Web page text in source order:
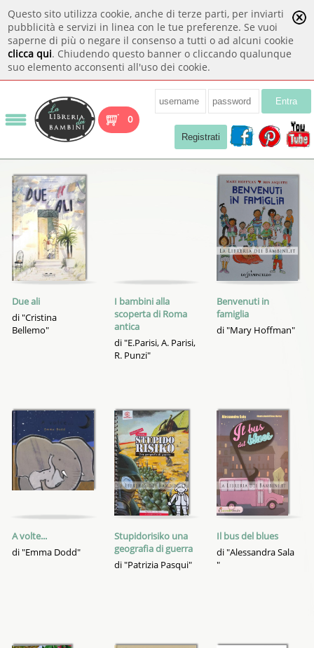
Questo sito utilizza cookie, anche di terze parti, per inviarti
pubblicità e servizi in linea con le tue preferenze. Se vuoi
saperne di più o negare il consenso a tutti o ad alcuni cookie
clicca qui. Chiudendo questo banner o cliccando qualunque
suo elemento acconsenti all'uso dei cookie.
0
Entra
Registrati
Due ali
di "Cristina
Bellemo"
I bambini alla
scoperta di Roma
antica
di "E.Parisi, A. Parisi,
R. Punzi"
Benvenuti in
famiglia
di "Mary Hoffman"
A volte...
di "Emma Dodd"
Stupidorisiko una
geografia di guerra
di "Patrizia Pasqui"
Il bus del blues
di "Alessandra Sala
"